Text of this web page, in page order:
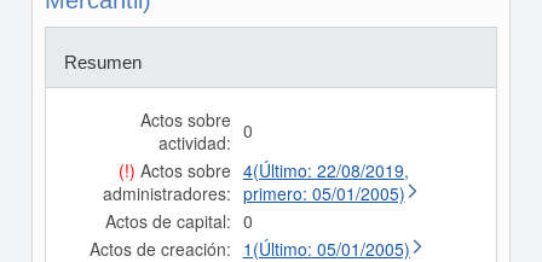
Resumen
Actos sobre
actividad: 0
(!) Actos sobre
administradores:
4(Último: 22/08/2019,
primero: 05/01/2005)
Actos de capital: 0
Actos de creación: 1(Último: 05/01/2005)